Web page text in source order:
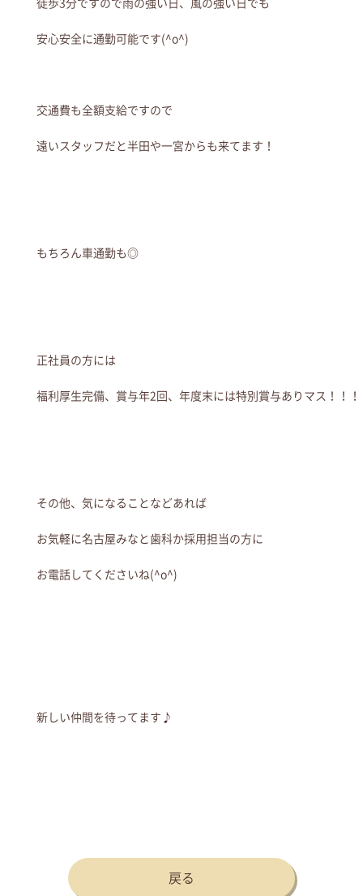
安心安全に通勤可能です(^o^)
交通費も全額支給ですので
遠いスタッフだと半田や一宮からも来てます！
もちろん車通勤も◎
正社員の方には
福利厚生完備、賞与年2回、年度末には特別賞与ありマス！！！
その他、気になることなどあれば
お気軽に名古屋みなと歯科か採用担当の方に
お電話してくださいね(^o^)
新しい仲間を待ってます♪
戻る